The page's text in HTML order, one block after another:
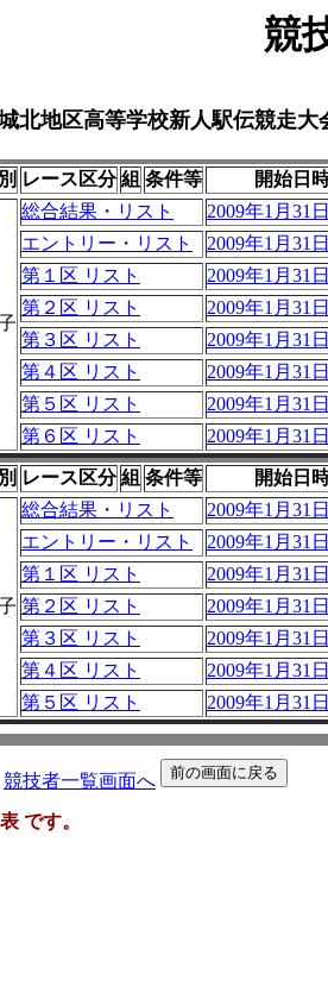
競
北地区高等学校新人駅伝競走大
レース区分 組 条件等
開始日
総合結果・リスト
2009年1月31
エントリー・リスト
2009年1月31
第１区 リスト
2009年1月31
第２区 リスト
2009年1月31
第３区 リスト
2009年1月31
第４区 リスト
2009年1月31
第５区 リスト
2009年1月31
第６区 リスト 2009年1月31
レース区分 組 条件等
開始日
総合結果・リスト
2009年1月31
エントリー・リスト
2009年1月31
第１区 リスト
2009年1月31
第２区 リスト
2009年1月31
第３区 リスト
2009年1月31
第４区 リスト
2009年1月31
第５区 リスト 2009年1月31
競技者一覧画面へ
です。